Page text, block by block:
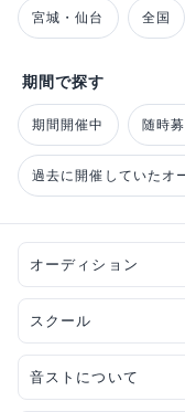
宮城・仙台 全国
期間で探す
期間開催中 随時
過去に開催していたオ
オーディション
スクール
音ストについて